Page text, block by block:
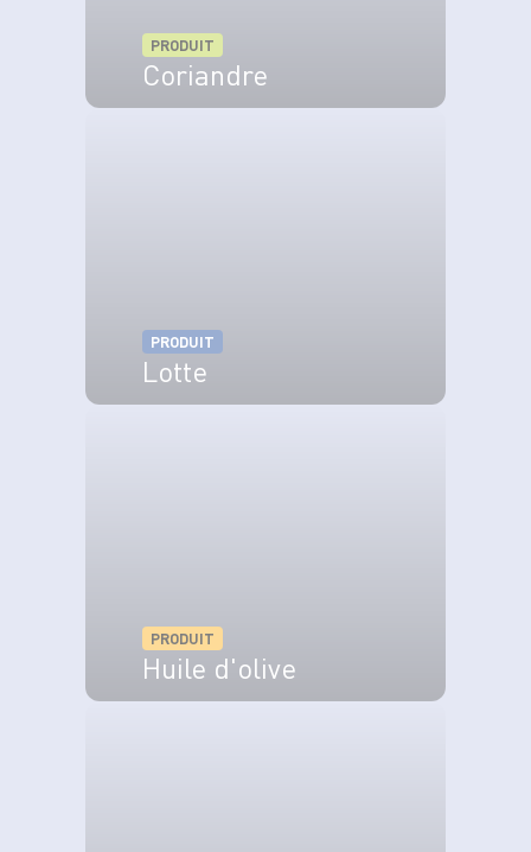
PRODUIT
Coriandre
PRODUIT
Lotte
PRODUIT
Huile d'olive